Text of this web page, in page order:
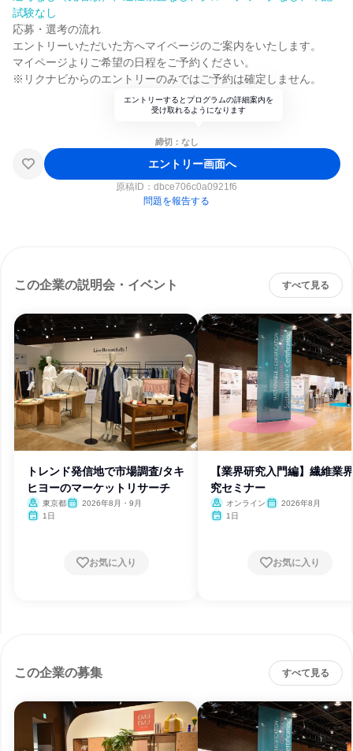
試験なし
応募・選考の流れ
エントリーいただいた方へマイページのご案内をいたします。
マイページよりご希望の日程をご予約ください。
※リクナビからのエントリーのみではご予約は確定しません。
エントリーするとプログラムの詳細案内を
受け取れるようになります
締切：なし
エントリー画面へ
原稿ID： dbce706c0a0921f6
問題を報告する
この企業の説明会・イベント すべて見る
トレンド発信地で市場調査/タキ
ヒヨーのマーケットリサーチ
東京都
2026年8月・9月
1日
お気に入り
【業界研究入門編】繊維業
究セミナー
オンライン
2026年8月
1日
お気に入り
この企業の募集 すべて見る